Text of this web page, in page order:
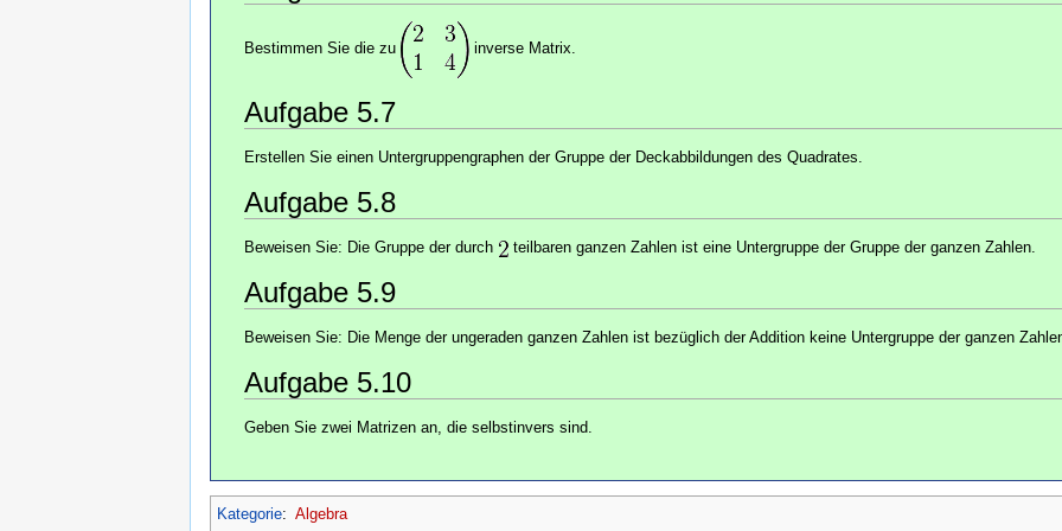
Bestimmen Sie die zu inverse Matrix.
Aufgabe 5.7
Erstellen Sie einen Untergruppengraphen der Gruppe der Deckabbildungen des Quadrates.
Aufgabe 5.8
Beweisen Sie: Die Gruppe der durch teilbaren ganzen Zahlen ist eine Untergruppe der Gruppe der ganzen Zahlen.
Aufgabe 5.9
Beweisen Sie: Die Menge der ungeraden ganzen Zahlen ist bezüglich der Addition keine Untergruppe der ganzen
Aufgabe 5.10
Geben Sie zwei Matrizen an, die selbstinvers sind.
Kategorie: Algebra